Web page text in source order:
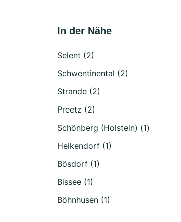
In der Nähe
Selent (2)
Schwentinental (2)
Strande (2)
Preetz (2)
Schönberg (Holstein) (1)
Heikendorf (1)
Bösdorf (1)
Bissee (1)
Böhnhusen (1)